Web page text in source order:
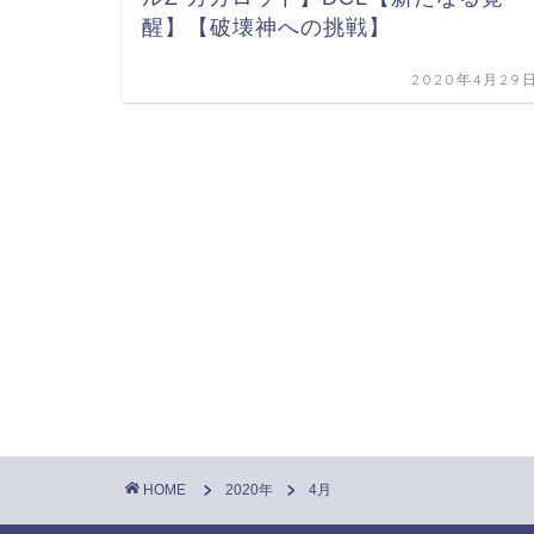
醒】【破壊神への挑戦】
2020年4月29
HOME 2020年 4月